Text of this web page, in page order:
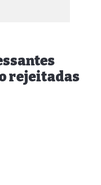
rejeitadas